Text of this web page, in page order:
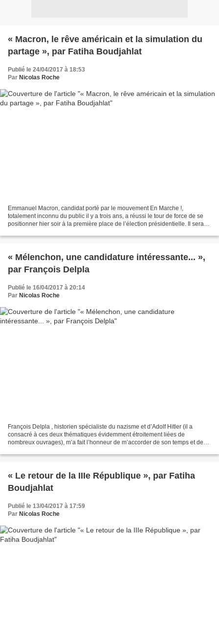
« Macron, le rêve américain et la simulation du
partage », par Fatiha Boudjahlat
Publié le 24/04/2017 à 18:53
Par Nicolas Roche
Emmanuel Macron, candidat porté par le mouvement En Marche !,
totalement inconnu du public il y a trois ans, a réussi le tour de force de se
positionner hier soir à la première place de l’élection présidentielle. Il sera
« Mélenchon, une candidature intéressante... »,
par François Delpla
Publié le 16/04/2017 à 20:14
Par Nicolas Roche
François Delpla , historien spécialiste du nazisme et d’Adolf Hitler (il a
consacré à ces deux thématiques évidemment étroitement liées de
nombreux ouvrages), m’a fait l’honneur de m’accorder de son temps et de
« Le retour de la IIIe République », par Fatiha
Boudjahlat
Publié le 13/04/2017 à 17:59
Par Nicolas Roche